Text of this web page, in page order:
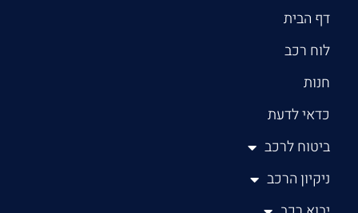
דף הבית
לוח רכב
חנות
כדאי לדעת
ביטוח לרכב
ניקיון הרכב